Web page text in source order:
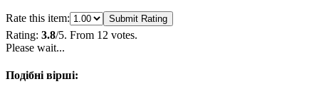
Rate this item: Submit Rating
Rating: 3.8/5. From 12 votes.
Please wait...
Подібні вірші: